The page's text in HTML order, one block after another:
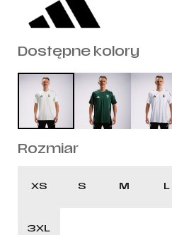
Dostępne kolory
Rozmiar
XS S M L
3XL